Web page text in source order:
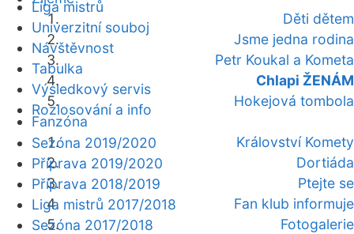
Děti dětem
Jsme jedna rodina
Petr Koukal a Kometa
Chlapi ŽENÁM
Hokejová tombola
Fanzóna
Království Komety
Dortiáda
Ptejte se
Fan klub informuje
Fotogalerie
Liga mistrů
Univerzitní souboj
Návštěvnost
Tabulka
Výsledkový servis
Rozlosování a info
Sezóna 2019/2020
Příprava 2019/2020
Příprava 2018/2019
Liga mistrů 2017/2018
Sezóna 2017/2018